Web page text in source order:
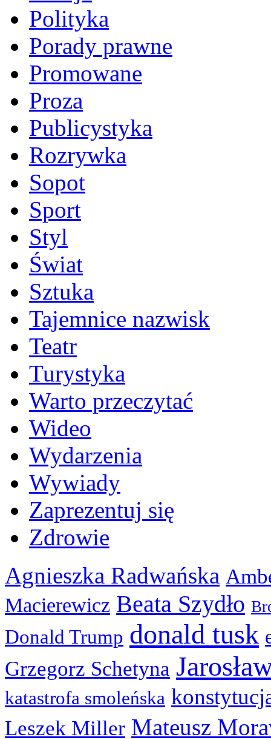
Polityka
Porady prawne
Promowane
Proza
Publicystyka
Rozrywka
Sopot
Sport
Styl
Świat
Sztuka
Tajemnice nazwisk
Teatr
Turystyka
Warto przeczytać
Wideo
Wydarzenia
Wywiady
Zaprezentuj się
Zdrowie
Agnieszka Radwańska
Macierewicz Beata Szydło
Donald Trump donald tusk
Grzegorz Schetyna
katastrofa smoleńska
Leszek Miller Mateusz